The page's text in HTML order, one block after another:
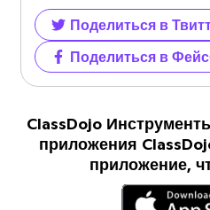
Поделиться в
Поделиться в
ClassDojo
приложения
приложение,